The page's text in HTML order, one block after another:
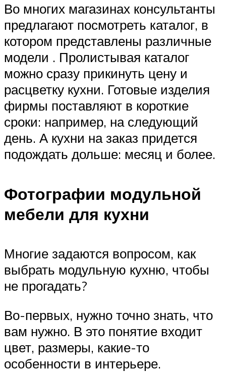
Во многих магазинах консультанты
предлагают посмотреть каталог, в
котором представлены различные
модели . Пролистывая каталог
можно сразу прикинуть цену и
расцветку кухни. Готовые изделия
фирмы поставляют в короткие
сроки: например, на следующий
день. А кухни на заказ придется
подождать дольше: месяц и более.
Фотографии модульной
мебели для кухни
Многие задаются вопросом, как
выбрать модульную кухню, чтобы
не прогадать?
Во-первых, нужно точно знать, что
вам нужно. В это понятие входит
цвет, размеры, какие-то
особенности в интерьере.